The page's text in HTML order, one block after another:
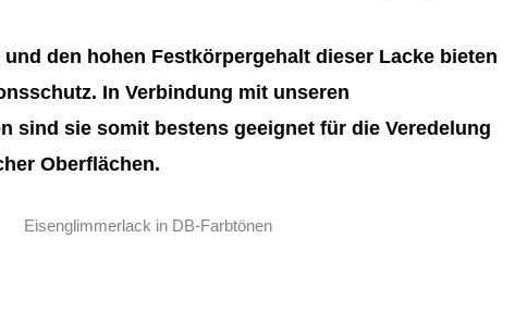
den hohen Festkörpergehalt dieser Lacke bieten
In Verbindung mit unseren
sind sie somit bestens geeignet für die Veredelung
Oberflächen.